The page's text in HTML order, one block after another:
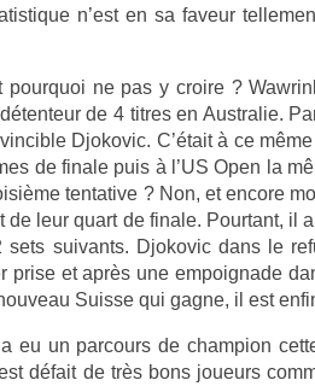
n’est en sa faveur
pour­quoi ne pas y croire ?
déten­teur de 4 tit­res en Australie.
Djokovic. C’était à ce
de fin­ale puis à l’US Open la
ten­tative ? Non, et en­core
de leur quart de fin­ale. Pour­tant, il
sets suivants. Djokovic dans le
prise et après une em­poig­nade
Suis­se qui gagne, il est
eu un par­cours de champ­ion
défait de très bons joueurs